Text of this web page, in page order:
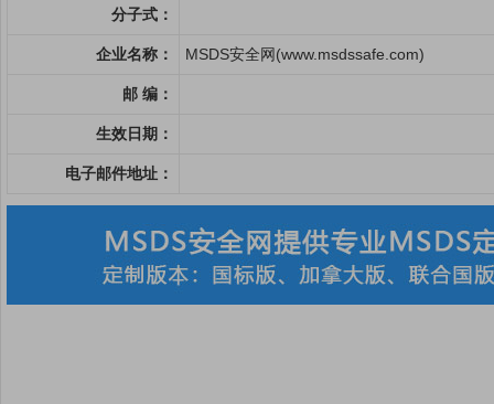
分子式：
企业名称： MSDS安全网(www.msdssafe.com)
邮 编：
生效日期：
电子邮件地址：